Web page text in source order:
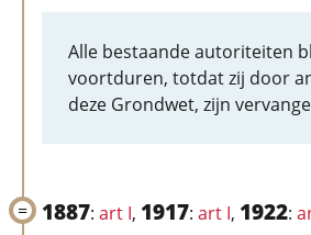
Alle bestaande autoriteiten
voortduren, totdat zij door
deze Grondwet, zijn
1887: art I, 1917: art I, 1922: